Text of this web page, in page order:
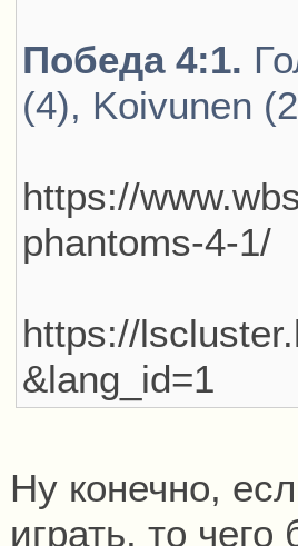
Победа 4:1.
(4), Koivunen
https://
phantoms-4-1/
https://
&lang_id=1
Ну конечно,
играть, то